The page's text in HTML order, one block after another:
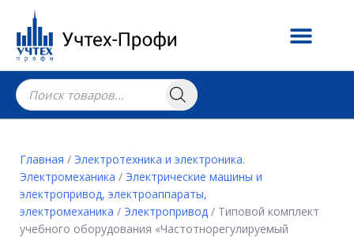
Главная / Электротехника и электроника.
Электромеханика / Электрические машины и
электропривод, электроаппараты,
электромеханика / Электропривод / Типовой комплект
учебного оборудования «Частотнорегулируемый